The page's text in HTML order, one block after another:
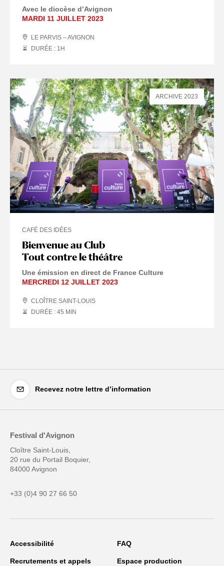
Avec le diocèse d’Avignon
MARDI 11 JUILLET 2023
LE PARVIS – AVIGNON
DURÉE : 1 H
Bienvenue au Club
Tout contre le théâtre
CAFÉ DES IDÉES
Une émission en direct de France Culture
MERCREDI 12 JUILLET 2023
CLOÎTRE SAINT-LOUIS
DURÉE : 45 MIN
ARCHIVE 2023
Recevez notre lettre d’information
Festival d'Avignon
Cloître Saint-Louis,
20 rue du Portail Boquier,
84000 Avignon
+33 (0)4 90 27 66 50
Accessibilité FAQ
Recrutements et appels Espace production